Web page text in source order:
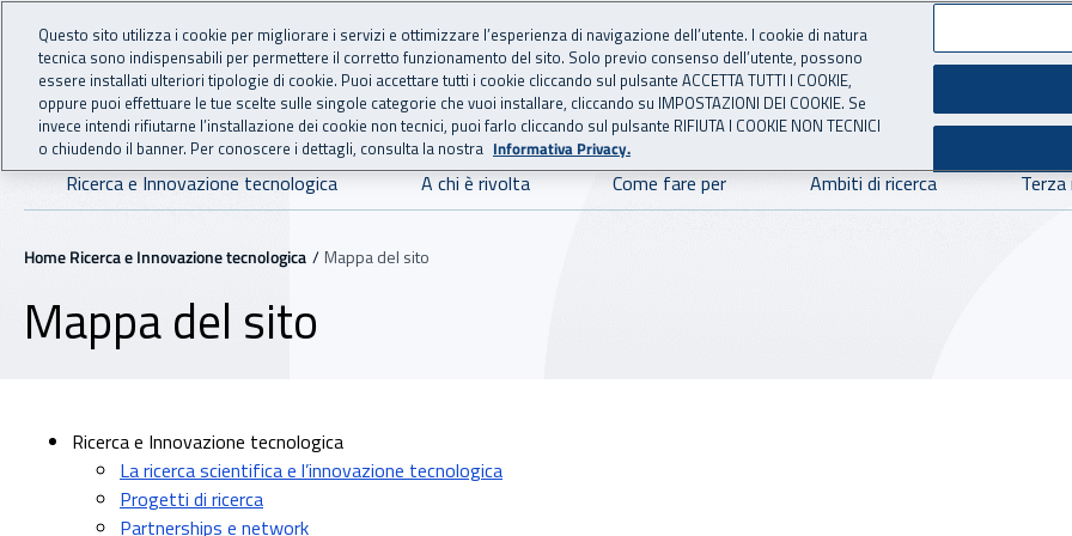
Vai al menu principale
Vai al contenuto principale
INAIL - Istituto Nazionale per l'Assicurazione
RICERCA E INNOVAZIONE TECNOLOGICA
Navigazione principale
Ricerca e Innovazione tecnologica A chi è rivolta Come fare per Ambiti di ricerca Terza
Navigazione - Ti trovi in:
Home Ricerca e Innovazione tecnologica Mappa del sito
Mappa del sito
Ricerca e Innovazione tecnologica
La ricerca scientifica e l’innovazione tecnologica
Progetti di ricerca
Partnerships e network
Questo sito utilizza i cookie per migliorare i servizi e ottimizzare l’esperienza di navigazione dell’utente. I cookie di natura
tecnica sono indispensabili per permettere il corretto funzionamento del sito. Solo previo consenso dell’utente, possono
essere installati ulteriori tipologie di cookie. Puoi accettare tutti i cookie cliccando sul pulsante ACCETTA TUTTI I COOKIE,
oppure puoi effettuare le tue scelte sulle singole categorie che vuoi installare, cliccando su IMPOSTAZIONI DEI COOKIE. Se
invece intendi rifiutarne l’installazione dei cookie non tecnici, puoi farlo cliccando sul pulsante RIFIUTA I COOKIE NON TECNICI
o chiudendo il banner. Per conoscere i dettagli, consulta la nostra Informativa Privacy.